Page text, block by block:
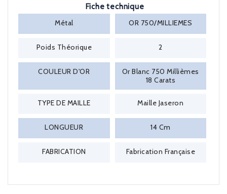
Fiche technique
Métal
OR 750/MILLIEMES
Poids Théorique 2
COULEUR D'OR
Or Blanc 750 Millièmes
18 Carats
TYPE DE MAILLE Maille Jaseron
LONGUEUR 14 Cm
FABRICATION Fabrication Française